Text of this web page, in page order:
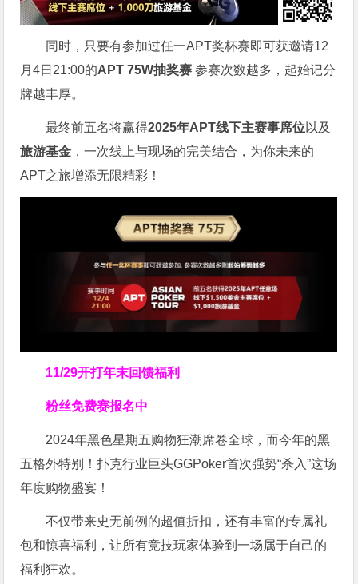
同时，只要有参加过任一APT奖杯赛即可获邀请12
月4日21:00的APT 75W抽奖赛参赛次数越多，起始记分
牌越丰厚。
最终前五名将赢得2025年APT线下主赛事席位以及
旅游基金 ，一次线上与现场的完美结合，为你未来的
APT之旅增添无限精彩！
11/29开打年末回馈福利
粉丝免费赛报名中
2024年黑色星期五购物狂潮席卷全球，而今年的黑
五格外特别！扑克行业巨头GGPoker首次强势“杀入”这场
年度购物盛宴！
不仅带来史无前例的超值折扣，还有丰富的专属礼
包和惊喜福利，让所有竞技玩家体验到一场属于自己的
福利狂欢。